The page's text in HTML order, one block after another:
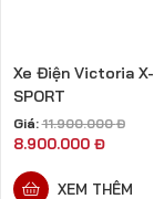
Xe Điện Victoria X-
SPORT
Giá:11.900.000Đ
8.900.000 Đ
XEM THÊM